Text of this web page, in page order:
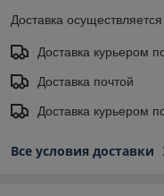
Доставка
Доставка курьером
Доставка почтой
Доставка курьером
Все условия доставки